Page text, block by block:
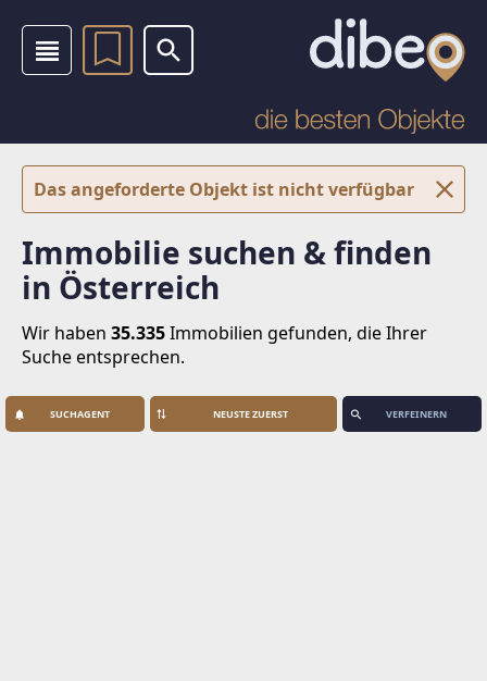
Das angeforderte Objekt ist nicht verfügbar
Immobilie suchen & finden
in Österreich
Wir haben 35.335Immobilien gefunden, die Ihrer
Suche entsprechen.
SUCHAGENT VERFEINERN